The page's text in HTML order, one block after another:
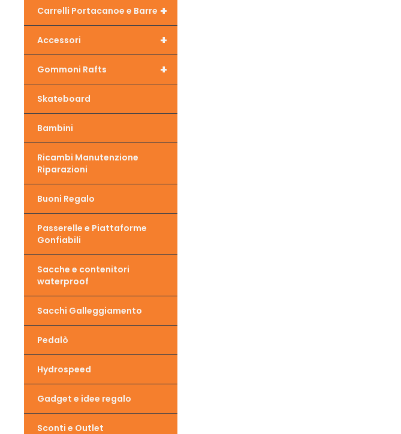
+
Carrelli Portacanoe e Barre
+
Accessori
+
Gommoni Rafts
Skateboard
Bambini
Ricambi Manutenzione
Riparazioni
Buoni Regalo
Passerelle e Piattaforme
Gonfiabili
Sacche e contenitori
waterproof
Sacchi Galleggiamento
Pedalò
Hydrospeed
Gadget e idee regalo
Sconti e Outlet